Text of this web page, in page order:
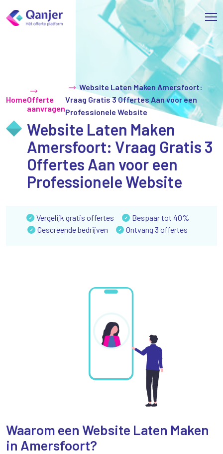
HomeOfferte
aanvragen
Website Laten Maken Amersfoort:
Vraag Gratis 3 Offertes Aan voor een
Professionele Website
Website Laten Maken
Amersfoort: Vraag Gratis 3
Offertes Aan voor een
Professionele Website
Vergelijk gratis offertes
Bespaar tot 40%
Gescreende bedrijven
Ontvang 3 offertes
Waarom een Website Laten Maken
in Amersfoort?